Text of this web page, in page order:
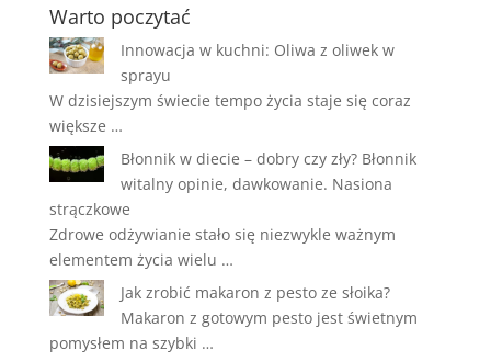
Warto poczytać
Innowacja w kuchni: Oliwa z oliwek w
sprayu
W dzisiejszym świecie tempo życia staje się coraz
większe …
Błonnik w diecie – dobry czy zły? Błonnik
witalny opinie, dawkowanie. Nasiona
strączkowe
Zdrowe odżywianie stało się niezwykle ważnym
elementem życia wielu …
Jak zrobić makaron z pesto ze słoika?
Makaron z gotowym pesto jest świetnym
pomysłem na szybki …